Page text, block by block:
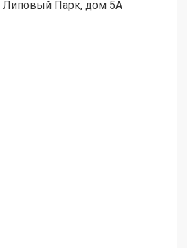
Липовый Парк, дом 5А